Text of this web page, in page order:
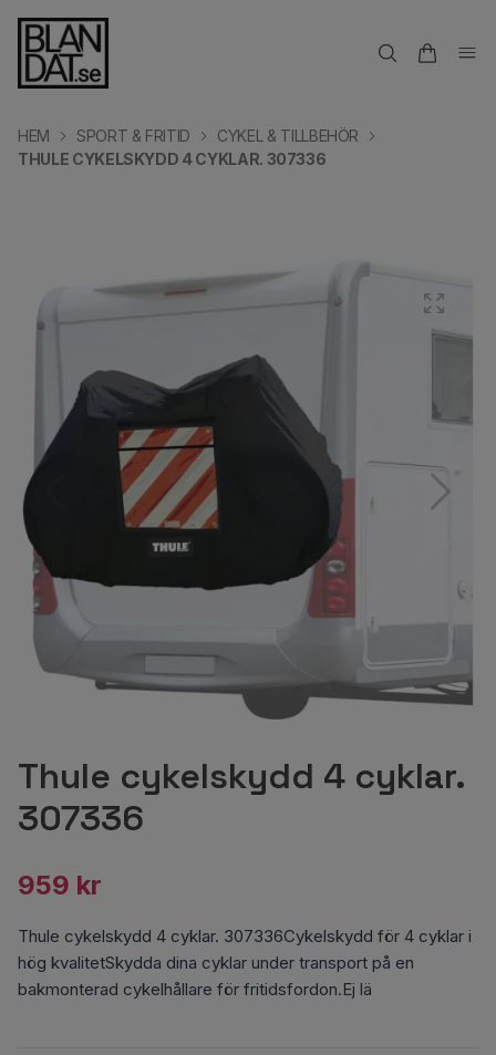
HEM SPORT & FRITID
CYKEL & TILLBEHÖR
THULE CYKELSKYDD 4 CYKLAR. 307336
Thule cykelskydd 4 cyklar.
307336
959 kr
Thule cykelskydd 4 cyklar. 307336Cykelskydd för 4 cyklar i
hög kvalitetSkydda dina cyklar under transport på en
bakmonterad cykelhållare för fritidsfordon.Ej lä